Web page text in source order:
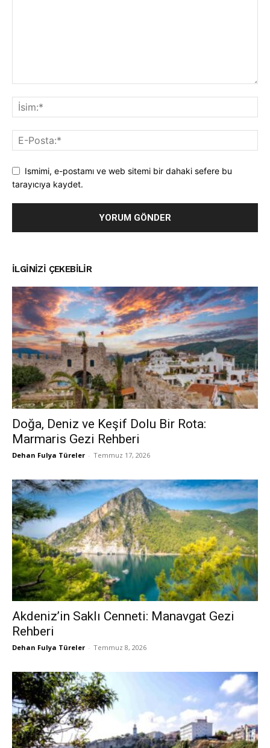
Ismimi, e-postamı ve web sitemi bir dahaki sefere bu
tarayıcıya kaydet.
İLGINIZI ÇEKEBILIR
Doğa, Deniz ve Keşif Dolu Bir Rota:
Marmaris Gezi Rehberi
Dehan Fulya Türeler - Temmuz 17, 2026
Akdeniz’in Saklı Cenneti: Manavgat Gezi
Rehberi
Dehan Fulya Türeler - Temmuz 8, 2026